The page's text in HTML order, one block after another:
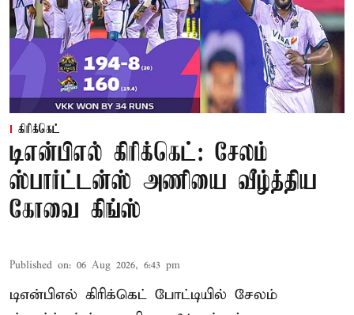
கிரிக்கெட்
டிஎன்பிஎல் கிரிக்கெட்: சேலம்
ஸ்பார்ட்டன்ஸ் அணியை வீழ்த்திய
கோவை கிங்ஸ்
Published on: 06 Aug 2026, 6:43 pm
டிஎன்பிஎல் கிரிக்கெட் போட்டியில் சேலம்